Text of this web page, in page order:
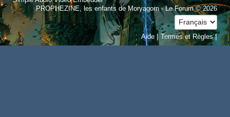
PROPHEZINE, les enfants de Moryagorn - Le Forum © 2026
Aide| Termes et Règles|